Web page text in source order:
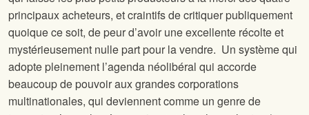
principaux acheteurs, et craintifs de critiquer publiquement
quoique ce soit, de peur d’avoir une excellente récolte et
mystérieusement nulle part pour la vendre. Un système qui
adopte pleinement l’agenda néolibéral qui accorde
beaucoup de pouvoir aux grandes corporations
multinationales, qui deviennent comme un genre de